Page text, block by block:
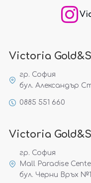
Victoria
гр. София
бул. Александър
0885 551 660
Victoria
гр. София
Mall Paradise
бул. Черни Връх